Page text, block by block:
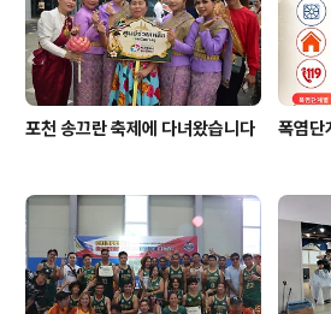
포천 송끄란 축제에 다녀왔습니다 폭염단